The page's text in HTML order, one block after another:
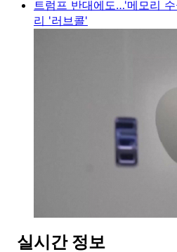
트럼프 반대에도…'메모리
리 '러브콜'
실시간 정보